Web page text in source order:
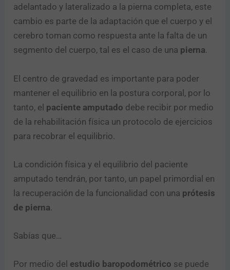
adelantado y lateralizado a la pierna completa, este
cambio es parte de la adaptación que el cuerpo y el
cerebro toman como respuesta ante la falta de un
segmento del cuerpo, tal es el caso de una pierna.
El centro de gravedad es importante para poder
mantener el equilibrio en la postura corporal, por lo
tanto, el paciente amputado debe recibir por medio
de la rehabilitación física un protocolo de ejercicios
para recobrar el equilibrio.
La condición física y el equilibrio del paciente
amputado tendrán, por tanto, un papel primordial en
la recuperación de la funcionalidad con una prótesis
de pierna.
Sabías que…
Por medio del estudio baropodométrico se puede